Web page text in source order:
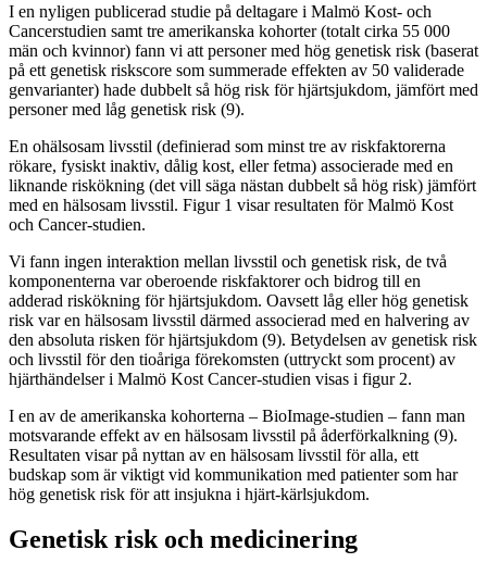
I en nyligen publicerad studie på deltagare i Malmö Kost- och
Cancerstudien samt tre amerikanska kohorter (totalt cirka 55 000
män och kvinnor) fann vi att personer med hög genetisk risk (baserat
på ett genetisk riskscore som summerade effekten av 50 validerade
genvarianter) hade dubbelt så hög risk för hjärtsjukdom, jämfört med
personer med låg genetisk risk (9).
En ohälsosam livsstil (definierad som minst tre av riskfaktorerna
rökare, fysiskt inaktiv, dålig kost, eller fetma) associerade med en
liknande riskökning (det vill säga nästan dubbelt så hög risk) jämfört
med en hälsosam livsstil. Figur 1 visar resultaten för Malmö Kost
och Cancer-studien.
Vi fann ingen interaktion mellan livsstil och genetisk risk, de två
komponenterna var oberoende riskfaktorer och bidrog till en
adderad riskökning för hjärtsjukdom. Oavsett låg eller hög genetisk
risk var en hälsosam livsstil därmed associerad med en halvering av
den absoluta risken för hjärtsjukdom (9). Betydelsen av genetisk risk
och livsstil för den tioåriga förekomsten (uttryckt som procent) av
hjärthändelser i Malmö Kost Cancer-studien visas i figur 2.
I en av de amerikanska kohorterna – BioImage-studien – fann man
motsvarande effekt av en hälsosam livsstil på åderförkalkning (9).
Resultaten visar på nyttan av en hälsosam livsstil för alla, ett
budskap som är viktigt vid kommunikation med patienter som har
hög genetisk risk för att insjukna i hjärt-kärlsjukdom.
Genetisk risk och medicinering